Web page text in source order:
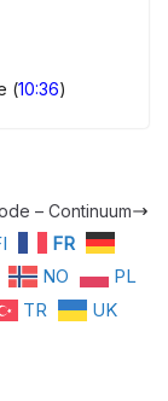
(10:36)
– Continuum
FR
NO
PL
TR UK